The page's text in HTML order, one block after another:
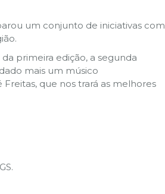
um conjunto de iniciativas com
primeira edição, a segunda
mais um músico
que nos trará as melhores